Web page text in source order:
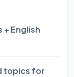
+ English
topics for